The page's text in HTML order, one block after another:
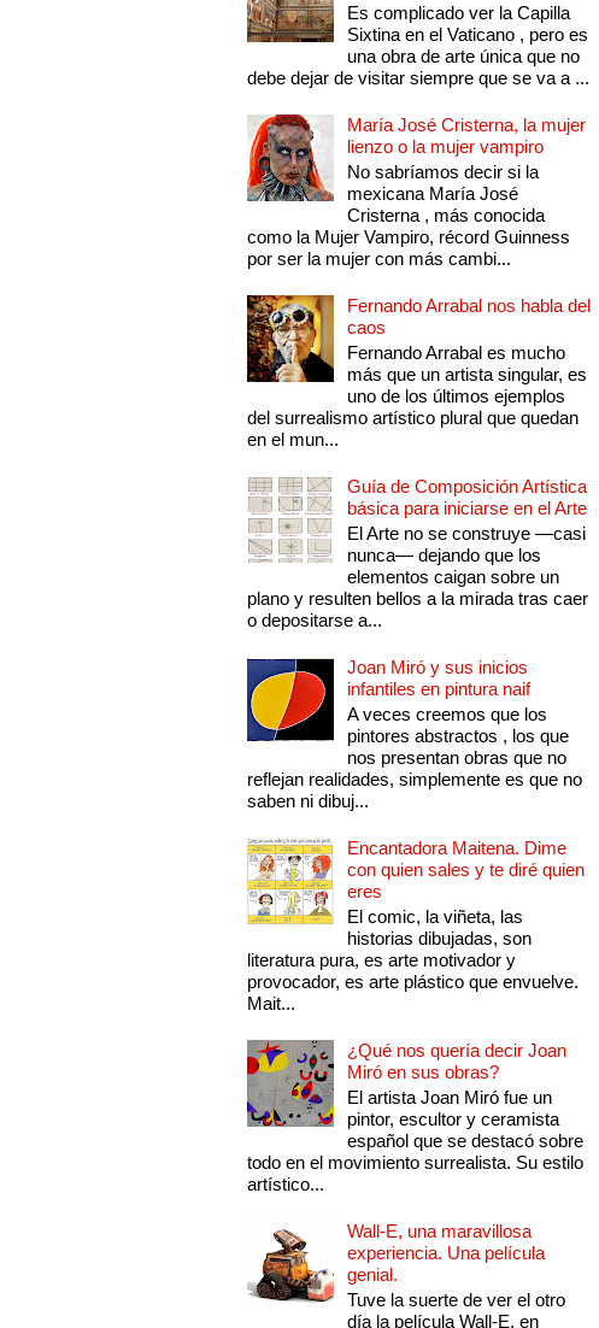
Es complicado ver la Capilla
Sixtina en el Vaticano , pero es
una obra de arte única que no
debe dejar de visitar siempre que se va a ...
María José Cristerna, la mujer
lienzo o la mujer vampiro
No sabríamos decir si la
mexicana María José
Cristerna , más conocida
como la Mujer Vampiro, récord Guinness
por ser la mujer con más cambi...
Fernando Arrabal nos habla del
caos
Fernando Arrabal es mucho
más que un artista singular, es
uno de los últimos ejemplos
del surrealismo artístico plural que quedan
en el mun...
Guía de Composición Artística
básica para iniciarse en el Arte
El Arte no se construye —casi
nunca— dejando que los
elementos caigan sobre un
plano y resulten bellos a la mirada tras caer
o depositarse a...
Joan Miró y sus inicios
infantiles en pintura naif
A veces creemos que los
pintores abstractos , los que
nos presentan obras que no
reflejan realidades, simplemente es que no
saben ni dibuj...
Encantadora Maitena. Dime
con quien sales y te diré quien
eres
El comic, la viñeta, las
historias dibujadas, son
literatura pura, es arte motivador y
provocador, es arte plástico que envuelve.
Mait...
¿Qué nos quería decir Joan
Miró en sus obras?
El artista Joan Miró fue un
pintor, escultor y ceramista
español que se destacó sobre
todo en el movimiento surrealista. Su estilo
artístico...
Wall-E, una maravillosa
experiencia. Una película
genial.
Tuve la suerte de ver el otro
día la película Wall-E, en